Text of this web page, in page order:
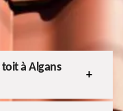
à Algans